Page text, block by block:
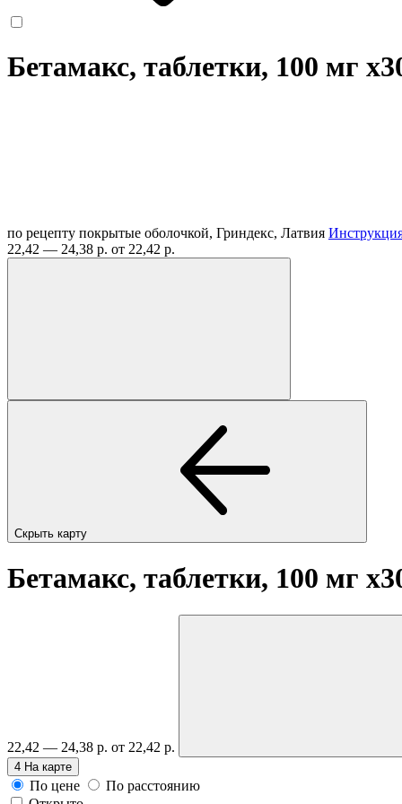
Бетамакс, таблетки, 100 мг
по рецепту покрытые оболочкой, Гриндекс, Латвия
22,42 — 24,38 р. от 22,42 р.
Скрыть карту
Бетамакс, таблетки, 100 мг
22,42 — 24,38 р. от 22,42 р.
4 На карте
По цене
По расстоянию